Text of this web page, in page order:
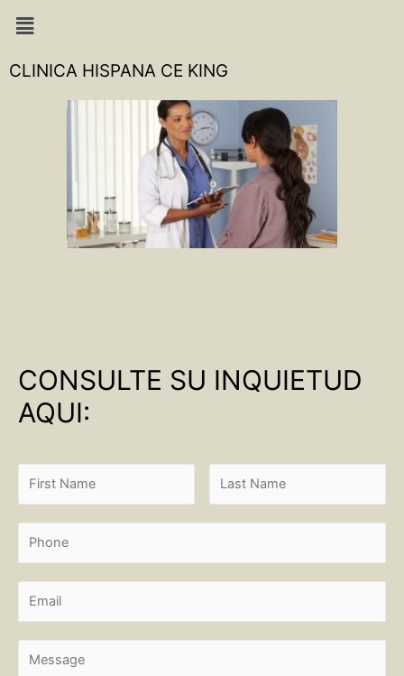
CLINICA HISPANA CE KING
CONSULTE SU INQUIETUD
AQUI: